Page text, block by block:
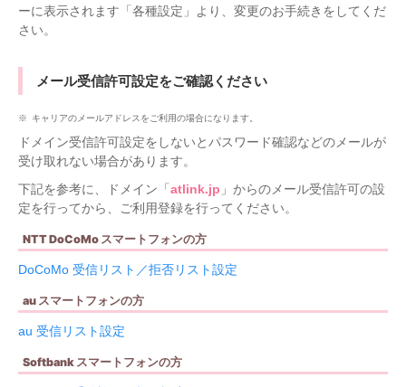
ーに表示されます「各種設定」より、変更のお手続きをしてくだ
さい。
メール受信許可設定をご確認ください
キャリアのメールアドレスをご利用の場合になります。
ドメイン受信許可設定をしないとパスワード確認などのメールが
受け取れない場合があります。
下記を参考に、ドメイン「 atlink.jp 」からのメール受信許可の設
定を行ってから、ご利用登録を行ってください。
NTT DoCoMo スマートフォンの方
DoCoMo 受信リスト／拒否リスト設定
au スマートフォンの方
au 受信リスト設定
Softbank スマートフォンの方